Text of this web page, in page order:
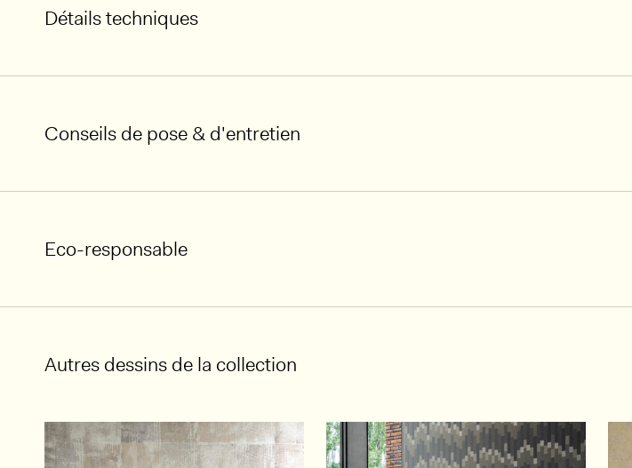
Détails techniques
Conseils de pose & d'entretien
Eco-responsable
Autres dessins de la collection